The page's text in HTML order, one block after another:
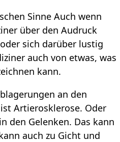
Sinne Auch wenn
über den Audruck
sich darüber lustig
auch von etwas, was
kann.
an den
Artierosklerose. Oder
den Gelenken. Das kann
auch zu Gicht und